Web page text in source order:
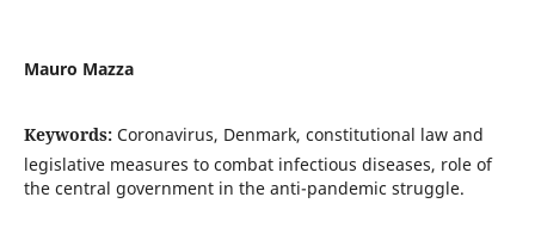
Mauro Mazza
Keywords: Coronavirus, Denmark, constitutional law and
legislative measures to combat infectious diseases, role of
the central government in the anti-pandemic struggle.